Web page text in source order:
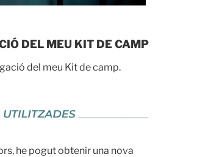
DEL MEU KIT DE CAMP
del meu Kit de camp.
he pogut obtenir una nova